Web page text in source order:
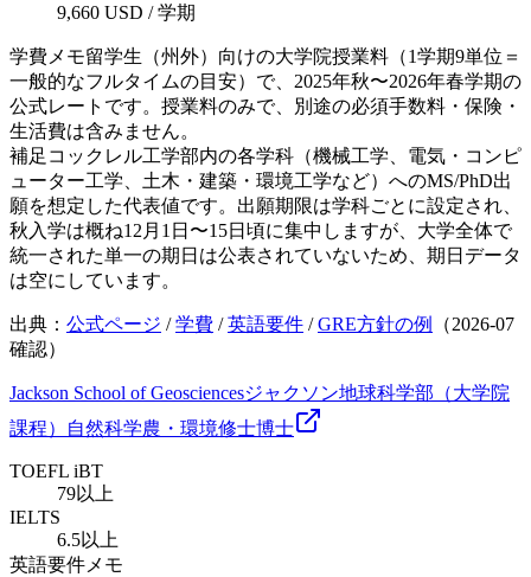
9,660 USD / 学期
学費メモ留学生（州外）向けの大学院授業料（1学期9単位＝
一般的なフルタイムの目安）で、2025年秋〜2026年春学期の
公式レートです。授業料のみで、別途の必須手数料・保険・
生活費は含みません。
補足 コックレル工学部内の各学科（機械工学、電気・コンピ
ューター工学、土木・建築・環境工学など）へのMS/PhD出
願を想定した代表値です。出願期限は学科ごとに設定され、
秋入学は概ね12月1日〜15日頃に集中しますが、大学全体で
統一された単一の期日は公表されていないため、期日データ
は空にしています。
出典： 公式ページ /学費 /英語要件 /GRE方針の例 （2026-07
確認）
Jackson School of Geosciencesジャクソン地球科学部（大学院
課程）
自然科学農・環境修士博士
TOEFL iBT
79以上
IELTS
6.5以上
英語要件メモ